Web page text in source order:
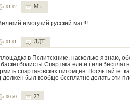
01:02 Мат
и могучий русский мат!!!
01:01 ДДТ
в Политехнике, насколько я знаю,
Спартака ели и пили
спартаковских питомцев. Посчитайте.
должен был вообще бесплатно делать эти
00:50 23